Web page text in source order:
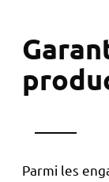
Parmi les